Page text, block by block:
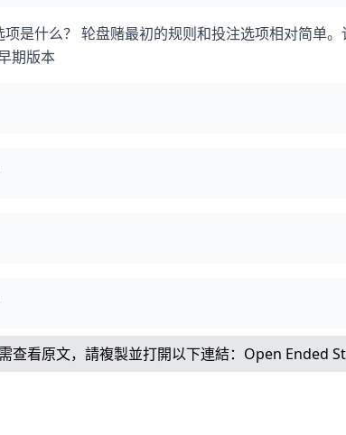
是什么？ 轮盘赌最初的规则和投注选项相对简单
期版本
查看原文，請複製並打開以下連結： Open Ended